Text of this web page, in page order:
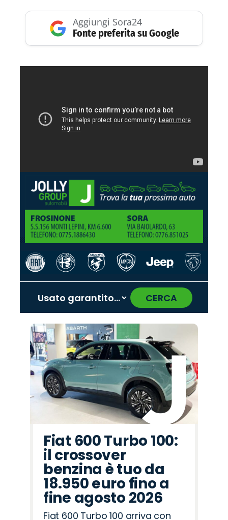
Aggiungi Sora24
Fonte preferita su Google
CERCA
Promo
Land
Rover
Promo
Lancia
Promo
Alfa
Romeo
Promo
Jaecoo
Promo
Citroën
Promo
Cupra
Promo
Abarth
Promo
Hyundai
Promo
Jeep
Promo
Omoda
Promo
Fiat
Promo
Mazda
Promo
Seat
Promo
Peugeot
Promo
Opel
‹ ›
Fiat 600 Turbo 100:
il crossover
benzina è tuo da
18.950 euro fino a
fine agosto 2026
Fiat 600 Turbo 100 arriva con